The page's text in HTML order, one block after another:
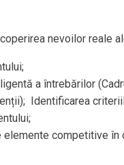
nevoilor reale
a întrebărilor
Identificarea
elemente competitive în